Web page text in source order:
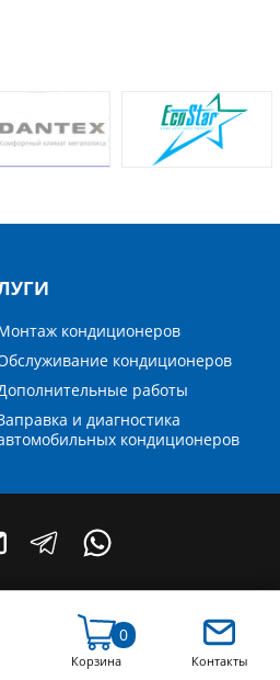
кондиционеров
кондиционеров
работы
и диагностика
кондиционеров
+7 (964) 788-68-78
Корзина
0
Контакты